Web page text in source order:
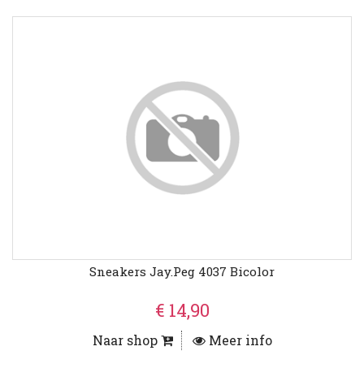
Sneakers Jay.peg 4037 Bicolor
€ 14,90
Naar shop Meer info